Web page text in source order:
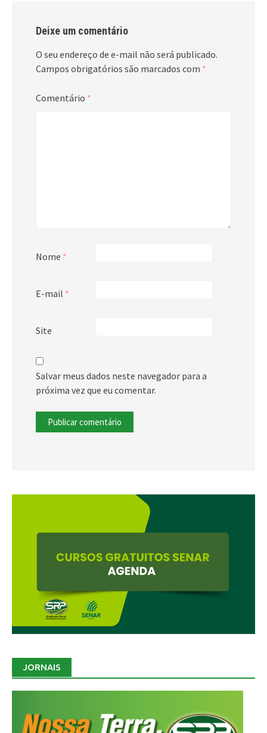
Deixe um comentário
O seu endereço de e-mail não será publicado.
Campos obrigatórios são marcados com *
Comentário *
Nome *
E-mail *
Site
Salvar meus dados neste navegador para a
próxima vez que eu comentar.
JORNAIS